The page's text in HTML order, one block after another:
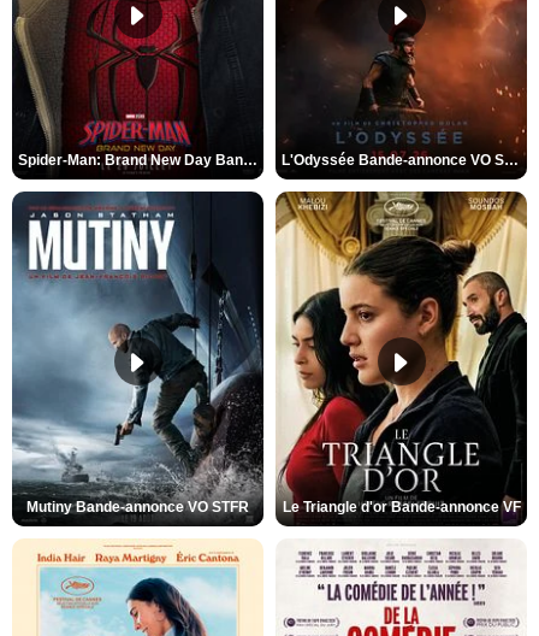
Spider-Man: Brand New Day Bande-annonce VO STFR L'Odyssée Bande-annonce VO STFR
Mutiny Bande-annonce VO STFR Le Triangle d'or Bande-annonce VF